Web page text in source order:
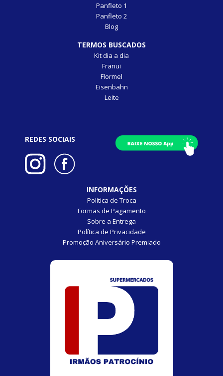
Panfleto 1
Panfleto 2
Blog
TERMOS BUSCADOS
Kit dia a dia
Franui
Flormel
Eisenbahn
Leite
REDES SOCIAIS
INFORMAÇÕES
Política de Troca
Formas de Pagamento
Sobre a Entrega
Política de Privacidade
Promoção Aniversário Premiado